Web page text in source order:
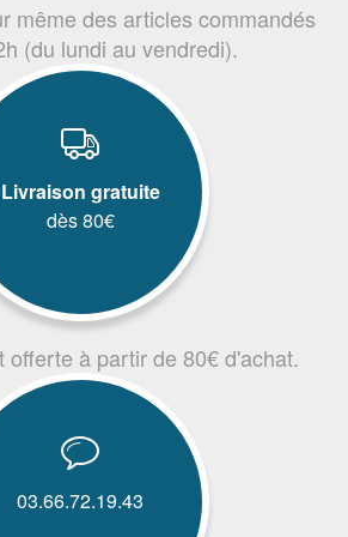
même des articles commandés
(du lundi au vendredi).
Livraison gratuite
dès 80€
offerte à partir de 80€ d'achat.
03.66.72.19.43